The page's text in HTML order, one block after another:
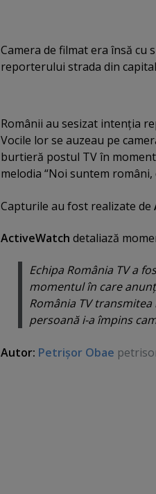
Camera de filmat era însă cu
reporterului strada din
Românii au sesizat intenţia
Vocile lor se auzeau pe
burtieră postul TV în
melodia “Noi suntem români,
Capturile au fost realizate de
ActiveWatch detaliază
Echipa România TV a
momentul în care
România TV
persoană i-a împins
Autor: Petrişor Obae